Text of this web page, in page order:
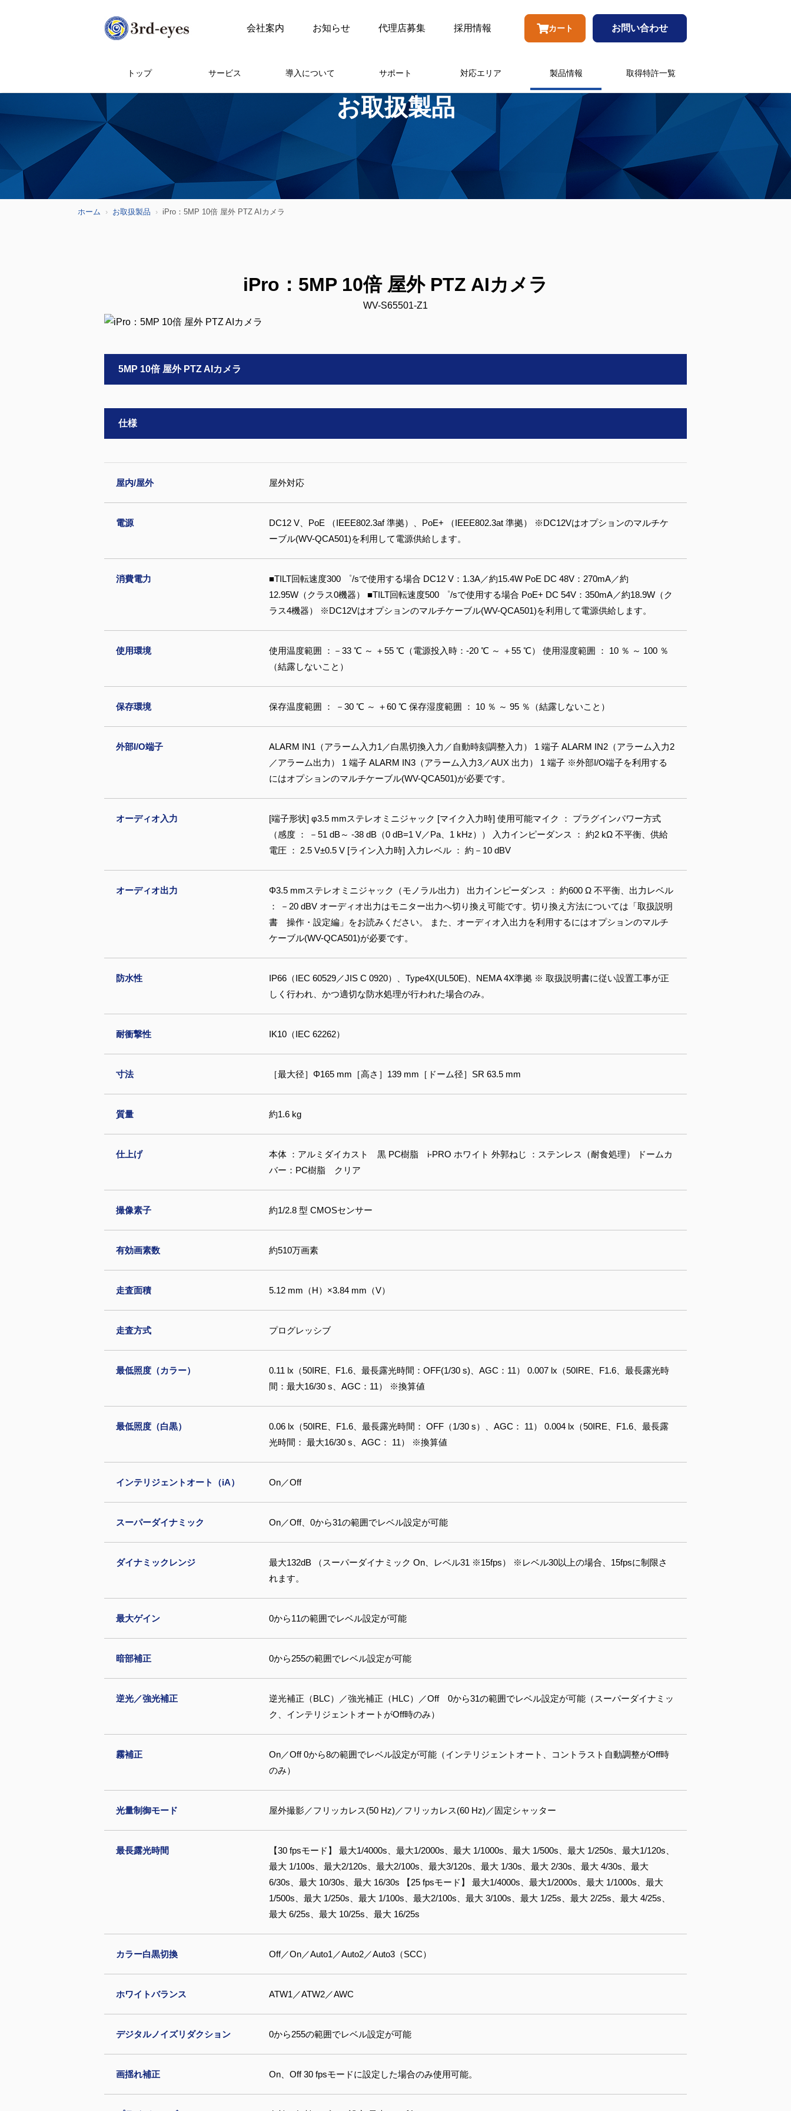
会社案内 お知らせ 代理店募集 採用情報 カート お問い合わせ
トップ サービス 導入について サポート 対応エリア 製品情報 取得特許一覧
お取扱製品
ホーム お取扱製品 iPro：5MP 10倍 屋外 PTZ AIカメラ
iPro：5MP 10倍 屋外 PTZ AIカメラ
WV-S65501-Z1
5MP 10倍 屋外 PTZ AIカメラ
仕様
屋内/屋外 屋外対応
電源
DC12 V、PoE （IEEE802.3af 準拠）、PoE+ （IEEE802.3at 準拠） ※DC12Vはオプションのマルチケ
ーブル(WV-QCA501)を利用して電源供給します。
消費電力
■TILT回転速度300 ゜/sで使用する場合 DC12 V：1.3A／約15.4W PoE DC 48V：270mA／約
12.95W（クラス0機器） ■TILT回転速度500 ゜/sで使用する場合 PoE+ DC 54V：350mA／約18.9W（ク
ラス4機器） ※DC12Vはオプションのマルチケーブル(WV-QCA501)を利用して電源供給します。
使用環境
使用温度範囲 ：－33 ℃ ～ ＋55 ℃（電源投入時：-20 ℃ ～ ＋55 ℃） 使用湿度範囲 ： 10 ％ ～ 100 ％
（結露しないこと）
保存環境 保存温度範囲 ： －30 ℃ ～ ＋60 ℃ 保存湿度範囲 ： 10 ％ ～ 95 ％（結露しないこと）
外部I/O端子
ALARM IN1（アラーム入力1／白黒切換入力／自動時刻調整入力） 1 端子 ALARM IN2（アラーム入力2
／アラーム出力） 1 端子 ALARM IN3（アラーム入力3／AUX 出力） 1 端子 ※外部I/O端子を利用する
にはオプションのマルチケーブル(WV-QCA501)が必要です。
オーディオ入力
[端子形状] φ3.5 mmステレオミニジャック [マイク入力時] 使用可能マイク ： プラグインパワー方式
（感度 ： －51 dB～ -38 dB（0 dB=1 V／Pa、1 kHz）） 入力インピーダンス ： 約2 kΩ 不平衡、供給
電圧 ： 2.5 V±0.5 V [ライン入力時] 入力レベル ： 約－10 dBV
オーディオ出力
Φ3.5 mmステレオミニジャック（モノラル出力） 出力インピーダンス ： 約600 Ω 不平衡、出力レベル
： －20 dBV オーディオ出力はモニター出力へ切り換え可能です。切り換え方法については「取扱説明
書 操作・設定編」をお読みください。 また、オーディオ入出力を利用するにはオプションのマルチ
ケーブル(WV-QCA501)が必要です。
防水性
IP66（IEC 60529／JIS C 0920）、Type4X(UL50E)、NEMA 4X準拠 ※ 取扱説明書に従い設置工事が正
しく行われ、かつ適切な防水処理が行われた場合のみ。
耐衝撃性 IK10（IEC 62262）
寸法 ［最大径］Φ165 mm［高さ］139 mm［ドーム径］SR 63.5 mm
質量 約1.6 kg
仕上げ
本体 ：アルミダイカスト 黒 PC樹脂 i-PRO ホワイト 外郭ねじ ：ステンレス（耐食処理） ドームカ
バー：PC樹脂 クリア
撮像素子 約1/2.8 型 CMOSセンサー
有効画素数 約510万画素
走査面積 5.12 mm（H）×3.84 mm（V）
走査方式 プログレッシブ
最低照度（カラー）
0.11 lx（50IRE、F1.6、最⻑露光時間：OFF(1/30 s)、AGC：11） 0.007 lx（50IRE、F1.6、最⻑露光時
間：最⼤16/30 s、AGC：11） ※換算値
最低照度（白黒）
0.06 lx（50IRE、F1.6、最長露光時間： OFF（1/30 s）、AGC： 11） 0.004 lx（50IRE、F1.6、最長露
光時間： 最大16/30 s、AGC： 11） ※換算値
インテリジェントオート（iA） On／Off
スーパーダイナミック On／Off、0から31の範囲でレベル設定が可能
ダイナミックレンジ
最大132dB （スーパーダイナミック On、レベル31 ※15fps） ※レベル30以上の場合、15fpsに制限さ
れます。
最大ゲイン 0から11の範囲でレベル設定が可能
暗部補正 0から255の範囲でレベル設定が可能
逆光／強光補正
逆光補正（BLC）／強光補正（HLC）／Off 0から31の範囲でレベル設定が可能（スーパーダイナミッ
ク、インテリジェントオートがOff時のみ）
霧補正
On／Off 0から8の範囲でレベル設定が可能（インテリジェントオート、コントラスト自動調整がOff時
のみ）
光量制御モード 屋外撮影／フリッカレス(50 Hz)／フリッカレス(60 Hz)／固定シャッター
最長露光時間
【30 fpsモード】 最大1/4000s、最大1/2000s、最大 1/1000s、最大 1/500s、最大 1/250s、最大1/120s、
最大 1/100s、最大2/120s、最大2/100s、最大3/120s、最大 1/30s、最大 2/30s、最大 4/30s、最大
6/30s、最大 10/30s、最大 16/30s 【25 fpsモード】 最大1/4000s、最大1/2000s、最大 1/1000s、最大
1/500s、最大 1/250s、最大 1/100s、最大2/100s、最大 3/100s、最大 1/25s、最大 2/25s、最大 4/25s、
最大 6/25s、最大 10/25s、最大 16/25s
カラー白黒切換 Off／On／Auto1／Auto2／Auto3（SCC）
ホワイトバランス ATW1／ATW2／AWC
デジタルノイズリダクション 0から255の範囲でレベル設定が可能
画揺れ補正 On、Off 30 fpsモードに設定した場合のみ使用可能。